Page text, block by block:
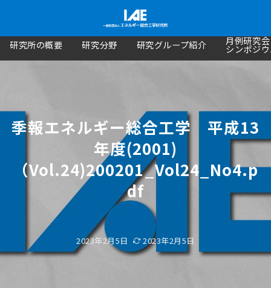
研究所の概要 研究分野 研究グループ紹介 月例研究
シンポジ
季報エネルギー総合工学 平成13
年度(2001)
（Vol.24)200201_Vol24_No4.p
df
2023年2月5日 2023年2月5日